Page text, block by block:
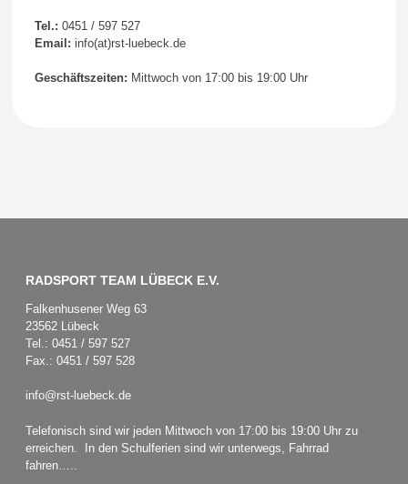
Tel.: 0451 / 597 527
Email: info(at)rst-luebeck.de
Geschäftszeiten: Mittwoch von 17:00 bis 19:00 Uhr
RADSPORT TEAM LÜBECK E.V.
Falkenhusener Weg 63
23562 Lübeck
Tel.: 0451 / 597 527
Fax.: 0451 / 597 528
info@rst-luebeck.de
Telefonisch sind wir jeden Mittwoch von 17:00 bis 19:00 Uhr zu
erreichen. In den Schulferien sind wir unterwegs, Fahrrad
fahren…..